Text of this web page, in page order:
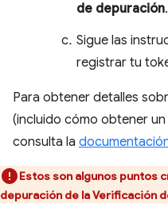
de depuración.
Sigue las
registrar tu
Para obtener detalles
(incluido cómo obtener
consulta la
Estos son algunos puntos
depuración de la Verificación